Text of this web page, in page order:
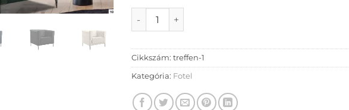
Treffen fotel mennyiség
Cikkszám: treffen-1
Kategória: Fotel